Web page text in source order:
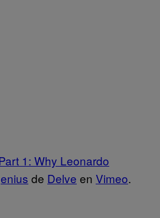
1: Why Leonardo
de Delve en Vimeo.